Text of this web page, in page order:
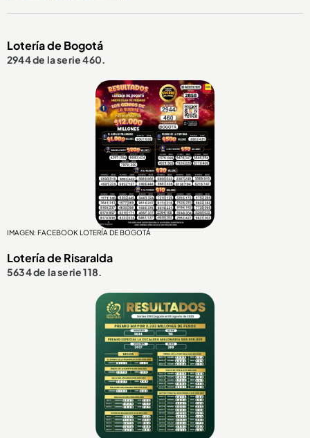
Lotería de Bogotá
2944 de la serie 460.
IMAGEN: FACEBOOK LOTERÍA DE BOGOTÁ
Lotería de Risaralda
5634 de la serie 118.